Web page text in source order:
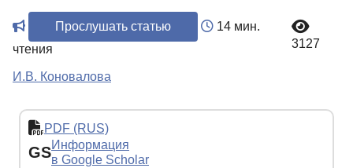
Прослушать статью
14 мин.
чтения
3127
И.В. Коновалова
PDF (RUS)
GSИнформация
в Google Scholar